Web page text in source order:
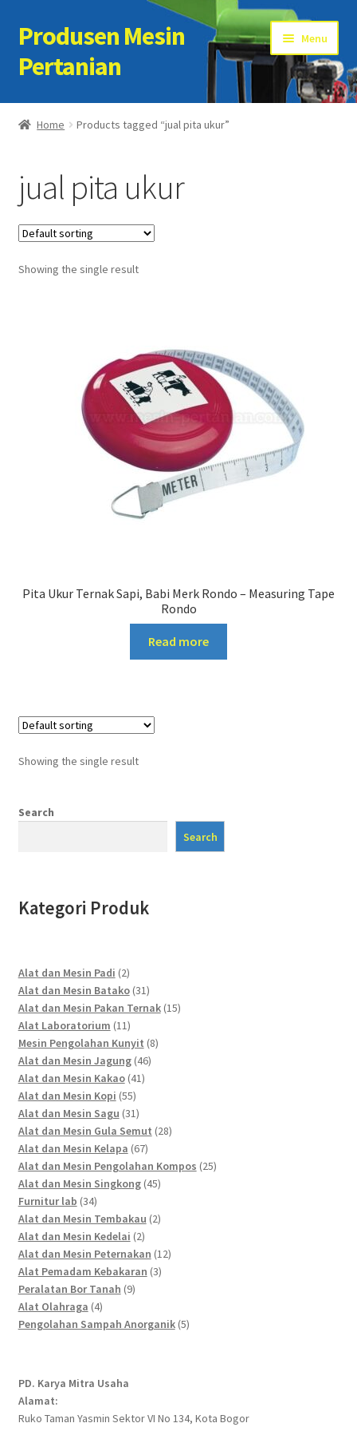
Skip
to
navigation
Skip
to
content
Produsen Mesin
Pertanian
Menu
Home
Cart
Checkout
Kontak Kami
Home Products tagged “jual pita ukur”
jual pita ukur
Showing the single result
Pita Ukur Ternak Sapi, Babi Merk Rondo – Measuring Tape
Rondo
Read more
Showing the single result
Search
Search
Kategori Produk
Alat dan Mesin Padi 22
products
Alat dan Mesin Batako 3131
products
Alat dan Mesin Pakan Ternak 1515
Alat Laboratorium 1111
products
Mesin Pengolahan Kunyit 88
Alat dan Mesin Jagung 4646
Alat dan Mesin Kakao 4141
Alat dan Mesin Kopi 5555
products
Alat dan Mesin Sagu 3131
products
Alat dan Mesin Gula Semut 2828
Alat dan Mesin Kelapa 6767
products
Alat dan Mesin Pengolahan Kompos 2525
Alat dan Mesin Singkong 4545
Furnitur lab 3434
products
Alat dan Mesin Tembakau 22
Alat dan Mesin Kedelai 22
products
Alat dan Mesin Peternakan 1212
Alat Pemadam Kebakaran 33
Peralatan Bor Tanah 99
Alat Olahraga 44
products
Pengolahan Sampah Anorganik 55
PD. Karya Mitra Usaha
Alamat:
Ruko Taman Yasmin Sektor VI No 134, Kota Bogor